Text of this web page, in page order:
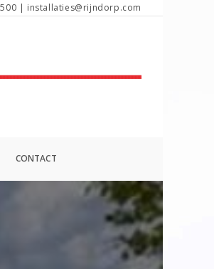
| installaties@rijndorp.com
CONTACT